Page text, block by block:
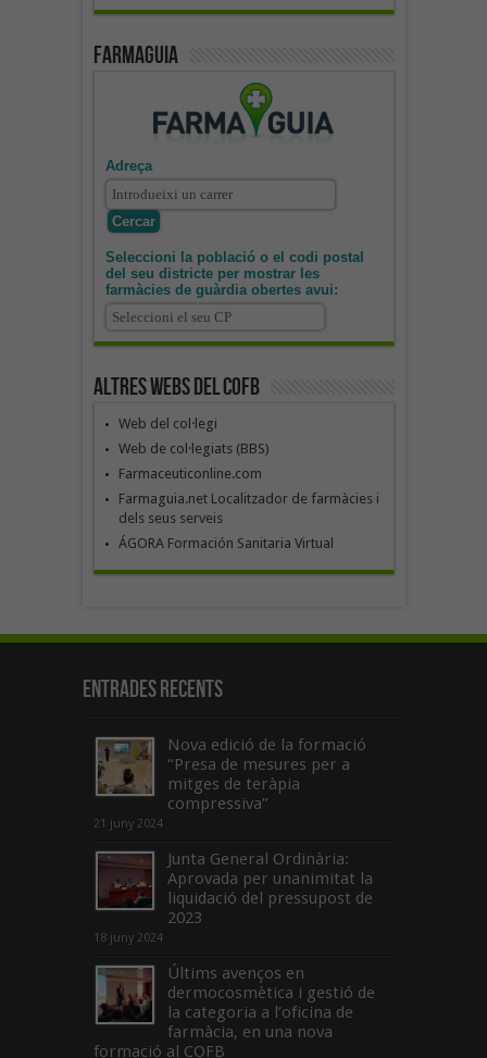
Farmaguia
Adreça
Seleccioni la població o el codi postal
del seu districte per mostrar les
farmàcies de guàrdia obertes avui:
Altres webs del COFB
Web del col·legi
Web de col·legiats (BBS)
Farmaceuticonline.com
Farmaguia.net Localitzador de farmàcies i
dels seus serveis
ÁGORA Formación Sanitaria Virtual
Entrades recents
Nova edició de la formació
“Presa de mesures per a
mitges de teràpia
compressiva”
21 juny 2024
Junta General Ordinària:
Aprovada per unanimitat la
liquidació del pressupost de
2023
18 juny 2024
Últims avenços en
dermocosmètica i gestió de
la categoria a l’oficina de
farmàcia, en una nova
formació al COFB